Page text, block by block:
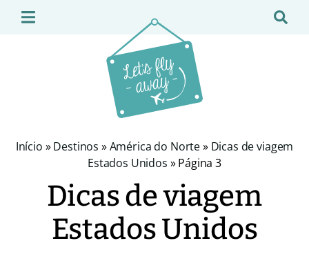
Início »Destinos »América do Norte» Dicas de viagem
Estados Unidos »Página 3
Dicas de viagem
Estados Unidos